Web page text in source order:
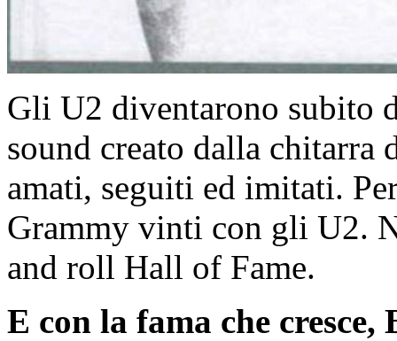
Gli U2 diventarono subito
sound creato dalla chitarra
amati, seguiti ed imitati.
Grammy vinti con gli U2.
and roll Hall of Fame.
E con la fama che